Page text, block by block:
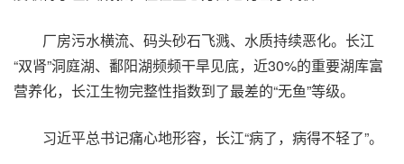
厂房污水横流、码头砂石飞溅、水质持续恶化。长江
“双肾”洞庭湖、鄱阳湖频频干旱见底，近30%的重要湖库富
营养化，长江生物完整性指数到了最差的“无鱼”等级。
习近平总书记痛心地形容，长江“病了，病得不轻了”。